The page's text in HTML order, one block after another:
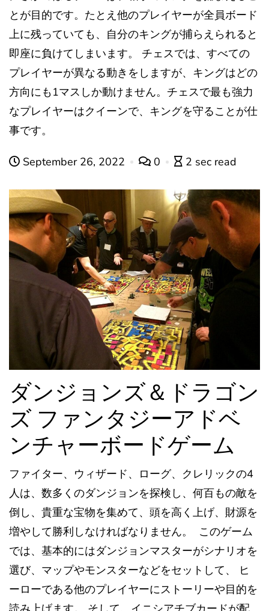
とが目的です。たとえ他のプレイヤーが全員ボード
上に残っていても、自分のキングが捕らえられると
即座に負けてしまいます。 チェスでは、すべての
プレイヤーが異なる動きをしますが、キングはどの
方向にも1マスしか動けません。チェスで最も強力
なプレイヤーはクイーンで、キングを守ることが仕
事です。
September 26, 2022 0 2 sec read
ダンジョンズ＆ドラゴン
ズ ファンタジーアドベ
ンチャーボードゲーム
ファイター、ウィザード、ローグ、クレリックの4
人は、数多くのダンジョンを探検し、何百もの敵を
倒し、貴重な宝物を集めて、頭を高く上げ、財源を
増やして勝利しなければなりません。 このゲーム
では、基本的にはダンジョンマスターがシナリオを
選び、マップやモンスターなどをセットして、 ヒ
ーローである他のプレイヤーにストーリーや目的を